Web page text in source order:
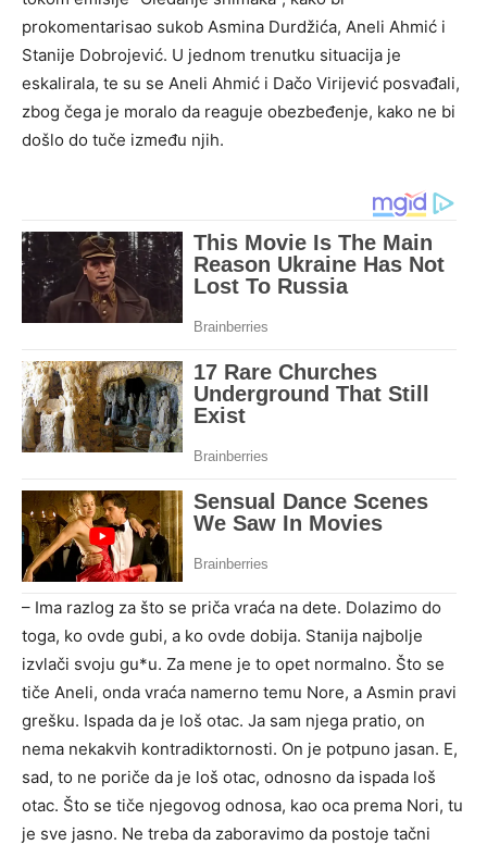
prokomentarisao sukob Asmina Durdžića, Aneli Ahmić i
Stanije Dobrojević. U jednom trenutku situacija je
eskalirala, te su se Aneli Ahmić i Dačo Virijević posvađali,
zbog čega je moralo da reaguje obezbeđenje, kako ne bi
došlo do tuče između njih.
– Ima razlog za što se priča vraća na dete. Dolazimo do
toga, ko ovde gubi, a ko ovde dobija. Stanija najbolje
izvlači svoju gu*u. Za mene je to opet normalno. Što se
tiče Aneli, onda vraća namerno temu Nore, a Asmin pravi
grešku. Ispada da je loš otac. Ja sam njega pratio, on
nema nekakvih kontradiktornosti. On je potpuno jasan. E,
sad, to ne poriče da je loš otac, odnosno da ispada loš
otac. Što se tiče njegovog odnosa, kao oca prema Nori, tu
je sve jasno. Ne treba da zaboravimo da postoje tačni